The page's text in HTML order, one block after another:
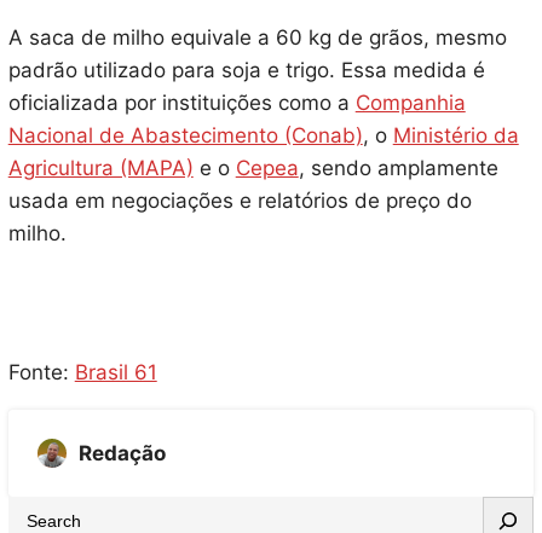
A saca de milho equivale a 60 kg de grãos, mesmo
padrão utilizado para soja e trigo. Essa medida é
oficializada por instituições como a Companhia
Nacional de Abastecimento (Conab), o Ministério da
Agricultura (MAPA) e o Cepea, sendo amplamente
usada em negociações e relatórios de preço do
milho.
Fonte: Brasil 61
Redação